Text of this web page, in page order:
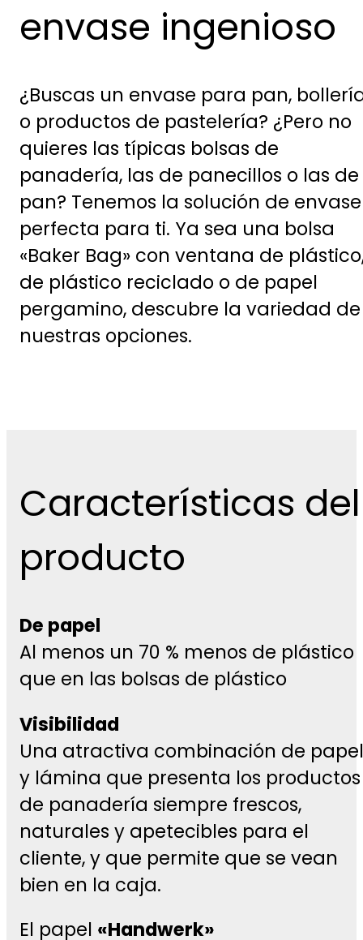
envase ingenioso
¿Buscas un envase para pan,
o productos de pastelería? ¿Pero no
quieres las típicas bolsas de
panadería, las de panecillos o las de
pan? Tenemos la solución de envase
perfecta para ti. Ya sea una bolsa
«Baker Bag» con ventana de
de plástico reciclado o de papel
pergamino, descubre la variedad de
nuestras opciones.
Características del
producto
De papel
Al menos un 70 % menos de plástico
que en las bolsas de plástico
Visibilidad
Una atractiva combinación de papel
y lámina que presenta los productos
de panadería siempre frescos,
naturales y apetecibles para el
cliente, y que permite que se vean
bien en la caja.
El papel «Handwerk»